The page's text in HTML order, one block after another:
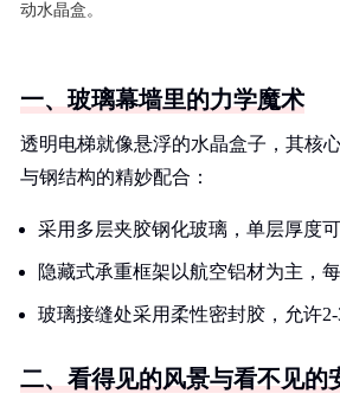
动水晶盒。
一、玻璃幕墙里的力学魔术
透明电梯就像悬浮的水晶盒子，其核
与钢结构的精妙配合：
采用多层夹胶钢化玻璃，单层厚度
隐藏式承重框架以航空铝材为主，
玻璃接缝处采用柔性密封胶，允许
二、看得见的风景与看不见的